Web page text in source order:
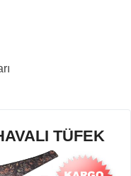
TÜFEK